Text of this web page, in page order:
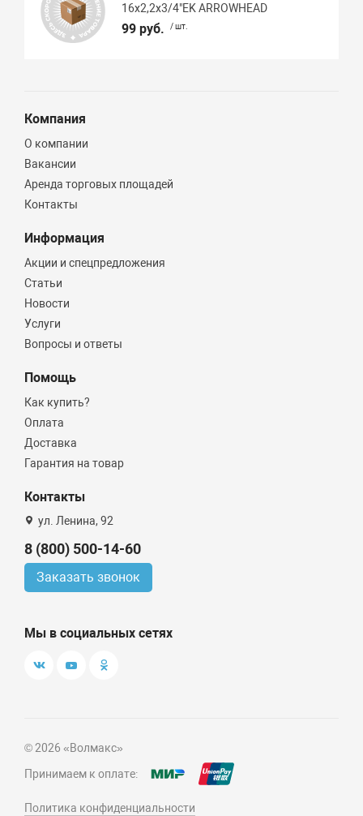
16х2,2х3/4"EK ARROWHEAD
99 руб. / шт.
Компания
О компании
Вакансии
Аренда торговых площадей
Контакты
Информация
Акции и спецпредложения
Статьи
Новости
Услуги
Вопросы и ответы
Помощь
Как купить?
Оплата
Доставка
Гарантия на товар
Контакты
ул. Ленина, 92
8 (800) 500-14-60
Заказать звонок
Мы в социальных сетях
© 2026 «Волмакс»
Принимаем к оплате:
Политика конфиденциальности